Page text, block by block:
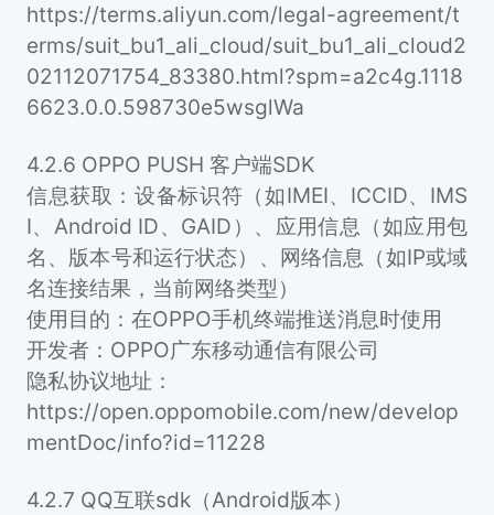
https://terms.aliyun.com/legal-agreement/t
erms/suit_bu1_ali_cloud/suit_bu1_ali_cloud2
02112071754_83380.html?spm=a2c4g.1118
6623.0.0.598730e5wsglWa
4.2.6 OPPO PUSH 客户端SDK
信息获取：设备标识符（如IMEI、ICCID、IMS
I、Android ID、GAID）、应用信息（如应用包
名、版本号和运行状态）、网络信息（如IP或域
名连接结果，当前网络类型）
使用目的：在OPPO手机终端推送消息时使用
开发者：OPPO广东移动通信有限公司
隐私协议地址：
https://open.oppomobile.com/new/develop
mentDoc/info?id=11228
4.2.7 QQ互联sdk（Android版本）